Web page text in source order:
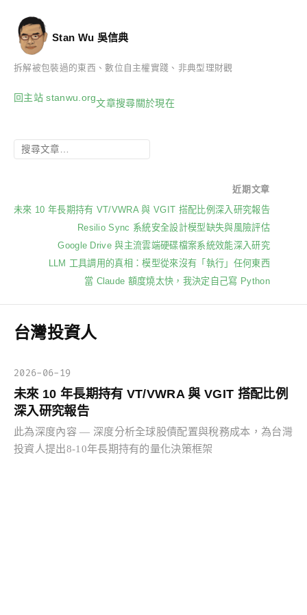
Stan Wu 吳信典
拆解被包裝過的東西、數位自主權實踐、非典型理財觀
回主站 stanwu.org文章搜尋關於現在
近期文章
未來 10 年長期持有 VT/VWRA 與 VGIT 搭配比例深入研究報告
Resilio Sync 系統安全設計模型缺失與風險評估
Google Drive 與主流雲端硬碟檔案系統效能深入研究
LLM 工具調用的真相：模型從來沒有「執行」任何東西
當 Claude 額度燒太快，我決定自己寫 Python
台灣投資人
2026-06-19
未來 10 年長期持有 VT/VWRA 與 VGIT 搭配比例
深入研究報告
此為深度內容 — 深度分析全球股債配置與稅務成本，為台灣
投資人提出8-10年長期持有的量化決策框架